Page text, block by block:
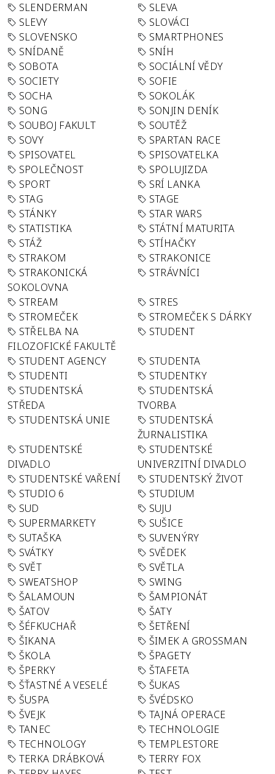
SLENDERMAN
SLEVA
SLEVY
SLOVÁCI
SLOVENSKO
SMARTPHONES
SNÍDANĚ
SNÍH
SOBOTA
SOCIÁLNÍ VĚDY
SOCIETY
SOFIE
SOCHA
SOKOLÁK
SONG
SONJIN DENÍK
SOUBOJ FAKULT
SOUTĚŽ
SOVY
SPARTAN RACE
SPISOVATEL
SPISOVATELKA
SPOLEČNOST
SPOLUJIZDA
SPORT
SRÍ LANKA
STAG
STAGE
STÁNKY
STAR WARS
STATISTIKA
STÁTNÍ MATURITA
STÁŽ
STÍHAČKY
STRAKOM
STRAKONICE
STRAKONICKÁ
SOKOLOVNA
STRÁVNÍCI
STREAM
STRES
STROMEČEK
STROMEČEK S DÁRKY
STŘELBA NA
FILOZOFICKÉ FAKULTĚ
STUDENT
STUDENT AGENCY
STUDENTA
STUDENTI
STUDENTKY
STUDENTSKÁ
STŘEDA
STUDENTSKÁ
TVORBA
STUDENTSKÁ UNIE
STUDENTSKÁ
ŽURNALISTIKA
STUDENTSKÉ
DIVADLO
STUDENTSKÉ
UNIVERZITNÍ DIVADLO
STUDENTSKÉ VAŘENÍ
STUDENTSKÝ ŽIVOT
STUDIO 6
STUDIUM
SUD
SUJU
SUPERMARKETY
SUŠICE
SUTAŠKA
SUVENÝRY
SVÁTKY
SVĚDEK
SVĚT
SVĚTLA
SWEATSHOP
SWING
ŠALAMOUN
ŠAMPIONÁT
ŠATOV
ŠATY
ŠÉFKUCHAŘ
ŠETŘENÍ
ŠIKANA
ŠIMEK A GROSSMAN
ŠKOLA
ŠPAGETY
ŠPERKY
ŠTAFETA
ŠŤASTNÉ A VESELÉ
ŠUKAS
ŠUSPA
ŠVÉDSKO
ŠVEJK
TAJNÁ OPERACE
TANEC
TECHNOLOGIE
TECHNOLOGY
TEMPLESTORE
TERKA DRÁBKOVÁ
TERRY FOX